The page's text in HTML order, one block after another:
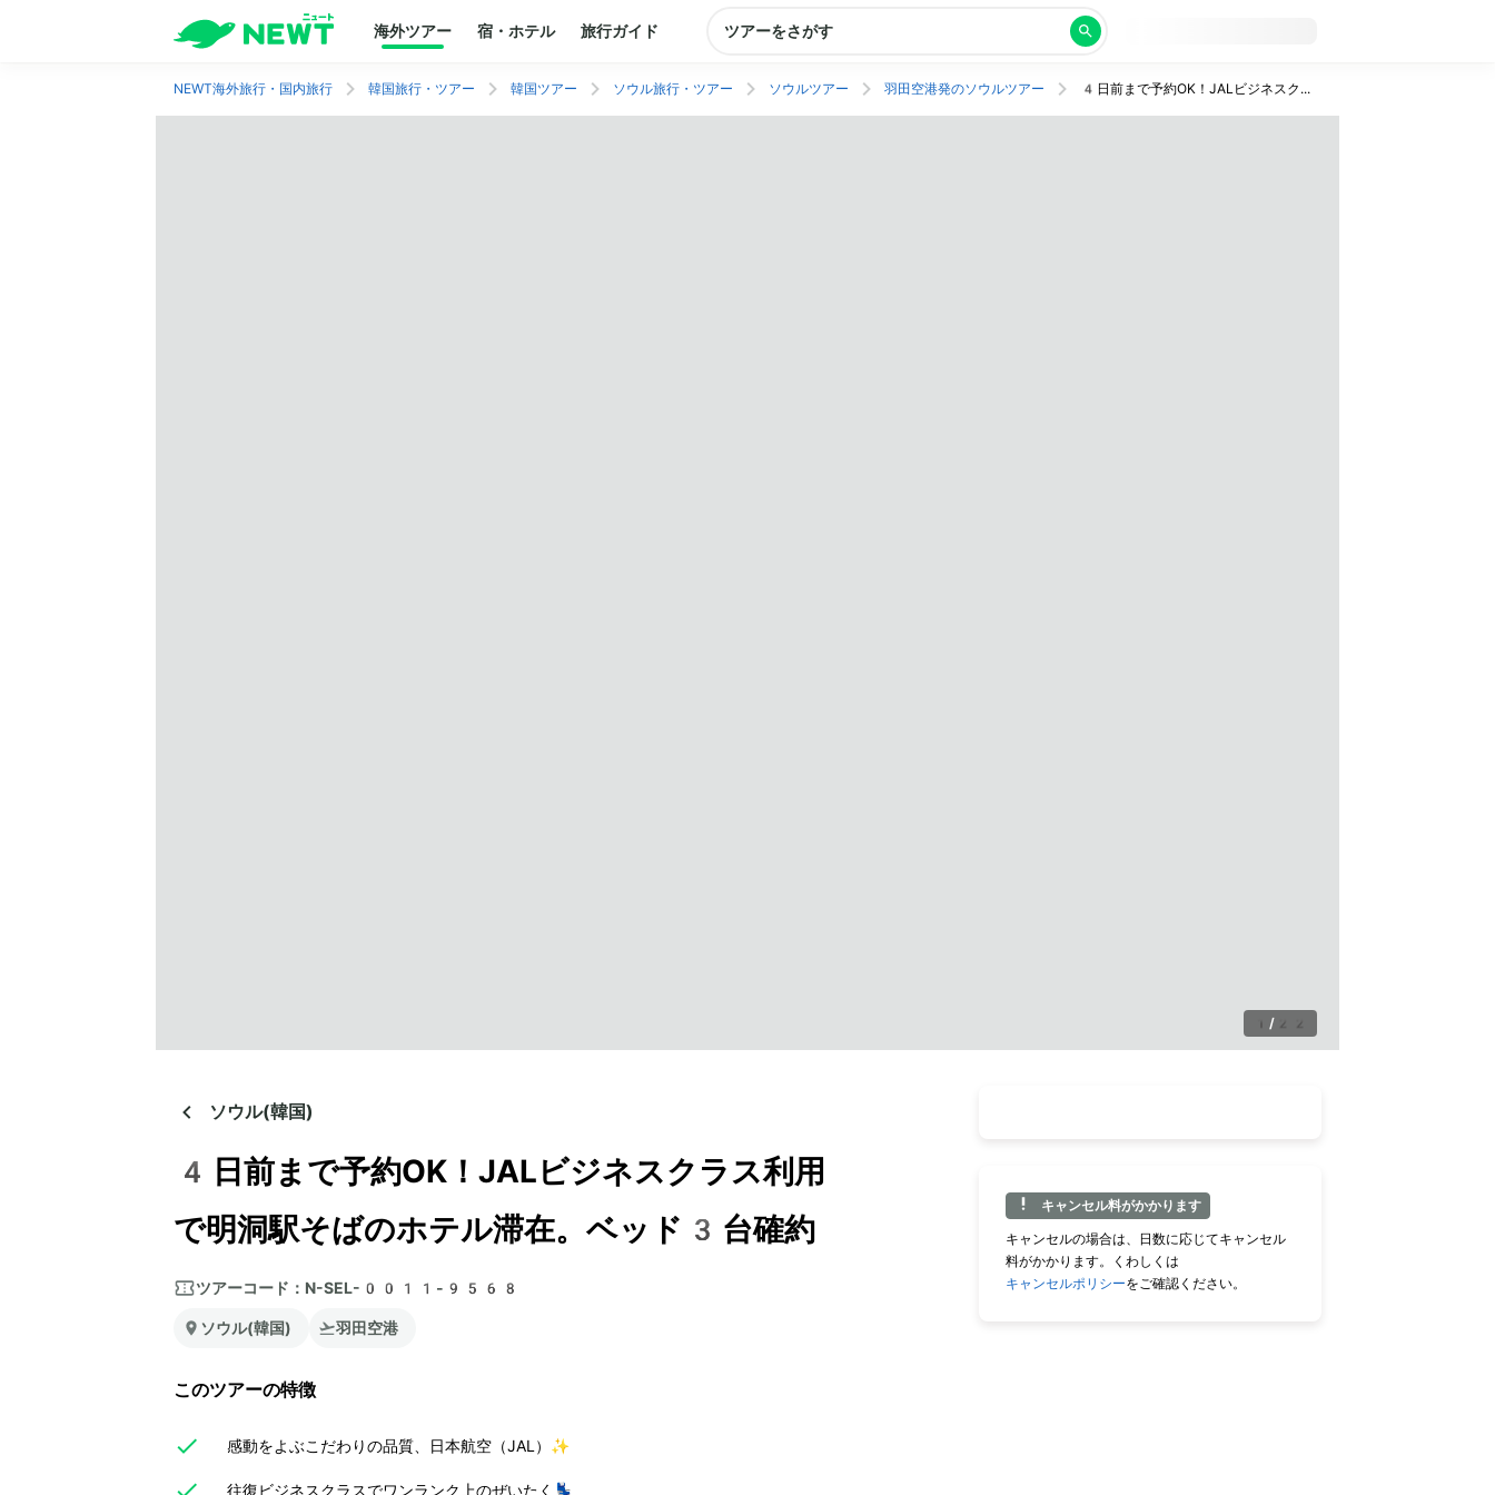
海外ツアー 宿・ホテル 旅行ガイド ツアーをさがす
NEWT海外旅行・国内旅行 韓国旅行・ツアー 韓国ツアー ソウル旅行・ツアー ソウルツアー 羽田空港発のソウルツアー 4日前まで予約OK！JALビジネスクラス利用で明洞駅そばのホテル滞在。ベッド3台確約
1 / 22
ソウル(韓国)
4日前まで予約OK！JALビジネスクラス利用
で明洞駅そばのホテル滞在。ベッド3台確約
ツアーコード： N-SEL-0011-9568
ソウル(韓国) 羽田空港
このツアーの特徴
感動をよぶこだわりの品質、日本航空（JAL）✨
往復ビジネスクラスでワンランク上のぜいたく💺
キャンセル料がかかります
キャンセルの場合は、日数に応じてキャンセル
料がかかります。くわしくは
キャンセルポリシーをご確認ください。